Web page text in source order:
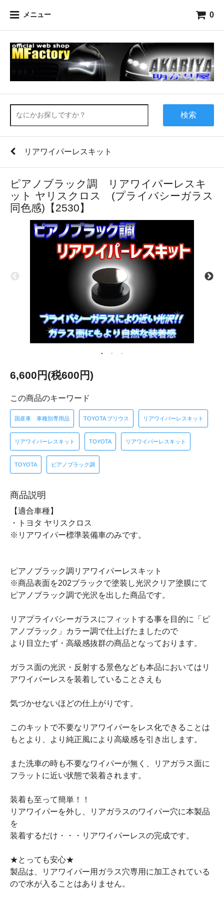
メニュー 0
検索
リアワイパーレスキット
ピアノブラック調 リアワイパーレスキ
ット ヤリスクロス (プライバシーガラス
同色感)【2530】
6,600円(税600円)
この商品のキーワード
国産車 車種別専用品 TOYOTA プリウス リアワイパーレスキット
リアワイパーレスキット TOYOTA リアワイパーレスキット
TOYOTA ピアノブラック調
商品説明
【適合車種】
・トヨタ ヤリスクロス
※リアワイパー標準装備車のみです。
ピアノブラック調リアワイパーレスキット
※商品表面を202ブラックで塗装し光沢クリア塗膜にて
ピアノブラック調で光沢を出した商品です。
リアプライバシーガラスにフィットする事を目的に「ピ
アノブラック」カラー調で仕上げたましたので
より目立たず・高級感抜群の商品となっております。
ガラス面の光沢・反射する景色なども本品においてはリ
アワイパーレスを装着していることさえも
気づかせないほどの仕上がりです。
このキットで不要なリアワイパーをレス化できることは
もとより、より純正風により高級感を引き出します。
また洗車の時も不要なワイパーが無く、リアガラス面に
フラットに近い状態で装着されます。
装着も至って簡単！！
リアワイパーを外し、リアガラスのワイパー穴に本製品
を
装着するだけ・・・リアワイパーレスの完成です。
★とっても安心★
製品は、リアワイパー用ガラス穴専用に加工されている
ので水が入ることはありません。